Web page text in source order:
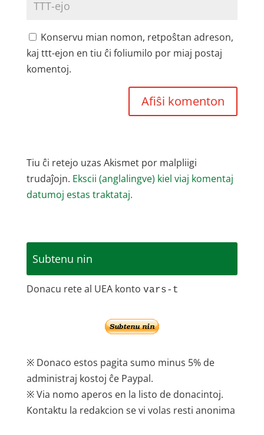
Konservu mian nomon, retpoŝtan adreson,
kaj ttt-ejon en tiu ĉi foliumilo por miaj postaj
komentoj.
Tiu ĉi retejo uzas Akismet por malpliigi
trudaĵojn. Ekscii (anglalingve) kiel viaj komentaj
datumoj estas traktataj.
Subtenu nin
Donacu rete al UEA konto vars-t
※ Donaco estos pagita sumo minus 5% de
administraj kostoj ĉe Paypal.
※ Via nomo aperos en la listo de donacintoj.
Kontaktu la redakcion se vi volas resti anonima